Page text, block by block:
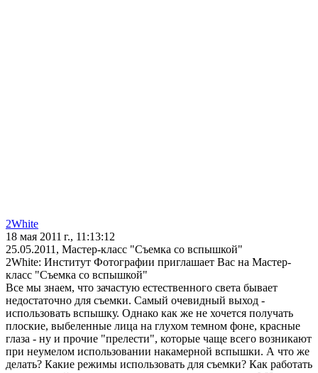
2White
18 мая 2011 г., 11:13:12
25.05.2011, Мастер-класс "Съемка со вспышкой"
2White: Институт Фотографии приглашает Вас на Мастер-
класс "Съемка со вспышкой"
Все мы знаем, что зачастую естественного света бывает
недостаточно для съемки. Самый очевидный выход -
использовать вспышку. Однако как же не хочется получать
плоские, выбеленные лица на глухом темном фоне, красные
глаза - ну и прочие "прелести", которые чаще всего возникают
при неумелом использовании накамерной вспышки. А что же
делать? Какие режимы использовать для съемки? Как работать